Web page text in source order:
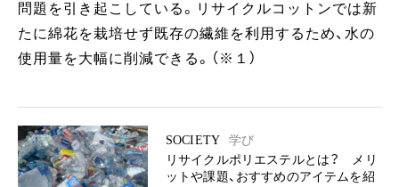
問題を引き起こしている。リサイクルコットンでは新
たに綿花を栽培せず既存の繊維を利用するため、水の
使用量を大幅に削減できる。（※１）
SOCIETY
学び
リサイクルポリエステルとは？ メリ
ットや課題、おすすめのアイテムを紹